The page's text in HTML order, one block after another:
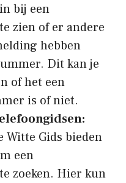
bij een
zien of er andere
hebben
Dit kan je
of het een
is of niet.
Witte Gids bieden
een
zoeken. Hier kun